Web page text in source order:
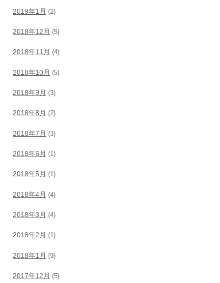
2019年1月 (2)
2018年12月 (5)
2018年11月 (4)
2018年10月 (5)
2018年9月 (3)
2018年8月 (2)
2018年7月 (3)
2018年6月 (1)
2018年5月 (1)
2018年4月 (4)
2018年3月 (4)
2018年2月 (1)
2018年1月 (9)
2017年12月 (5)